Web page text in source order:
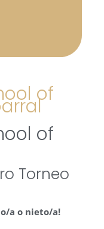
of
of
Torneo
a o nieto/a!